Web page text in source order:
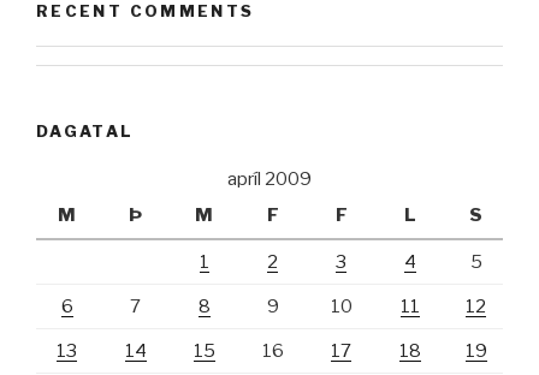
RECENT COMMENTS
DAGATAL
apríl 2009
M
Þ M F F L S
1 2 3 4 5
6 7 8 9 10 11 12
13 14 15 16 17 18 19